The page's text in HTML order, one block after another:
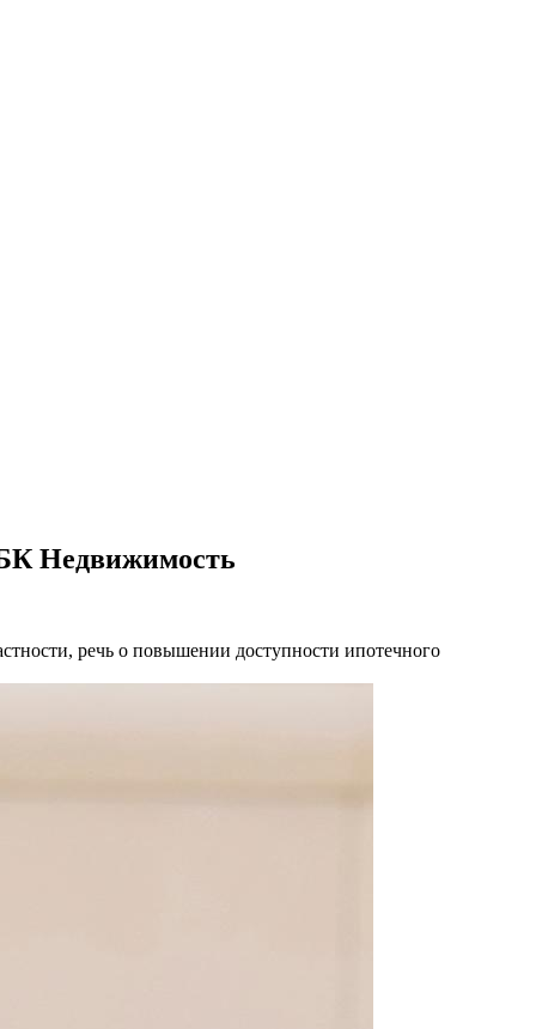
Недвижимость
речь о повышении доступности ипотечного